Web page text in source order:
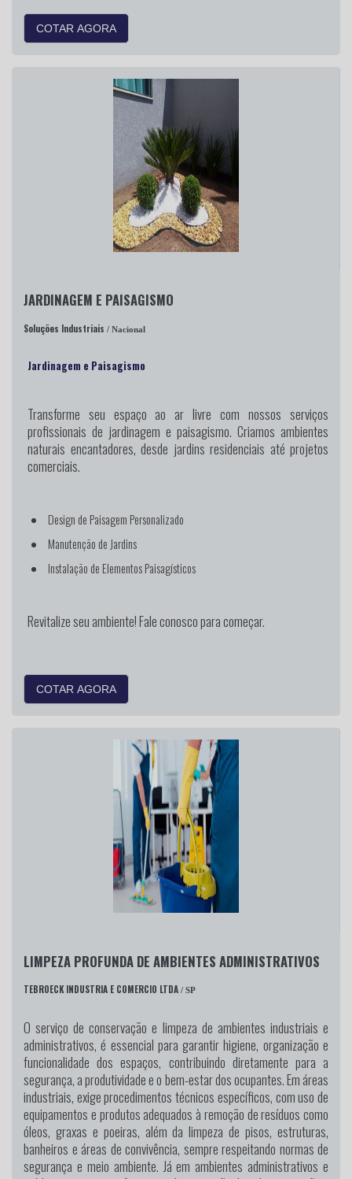
COTAR AGORA
JARDINAGEM E PAISAGISMO
Soluções Industriais / Nacional
Jardinagem e Paisagismo
Transforme seu espaço ao ar livre com nossos serviços
profissionais de jardinagem e paisagismo. Criamos ambientes
naturais encantadores, desde jardins residenciais até projetos
comerciais.
Design de Paisagem Personalizado
Manutenção de Jardins
Instalação de Elementos Paisagísticos
Revitalize seu ambiente! Fale conosco para começar.
COTAR AGORA
LIMPEZA PROFUNDA DE AMBIENTES ADMINISTRATIVOS
TEBROECK INDUSTRIA E COMERCIO LTDA / SP
O serviço de conservação e limpeza de ambientes industriais e
administrativos, é essencial para garantir higiene, organização e
funcionalidade dos espaços, contribuindo diretamente para a
segurança, a produtividade e o bem-estar dos ocupantes. Em áreas
industriais, exige procedimentos técnicos específicos, com uso de
equipamentos e produtos adequados à remoção de resíduos como
óleos, graxas e poeiras, além da limpeza de pisos, estruturas,
banheiros e áreas de convivência, sempre respeitando normas de
segurança e meio ambiente. Já em ambientes administrativos e